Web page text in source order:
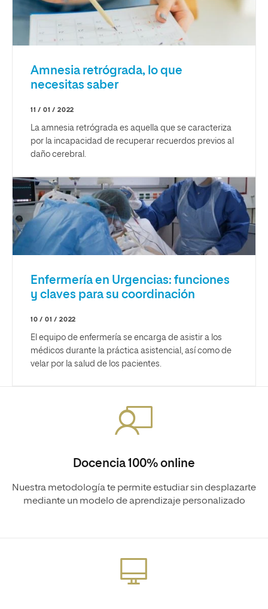
Amnesia retrógrada, lo que
necesitas saber
11 / 01 / 2022
La amnesia retrógrada es aquella que se caracteriza
por la incapacidad de recuperar recuerdos previos al
daño cerebral.
Enfermería en Urgencias: funciones
y claves para su coordinación
10 / 01 / 2022
El equipo de enfermería se encarga de asistir a los
médicos durante la práctica asistencial, así como de
velar por la salud de los pacientes.
Docencia 100% online
Nuestra metodología te permite estudiar sin desplazarte
mediante un modelo de aprendizaje personalizado